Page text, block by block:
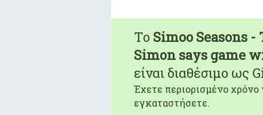
To Simoo Seasons
Simon says game
είναι διαθέσιμο
Έχετε περιορισμένο
εγκαταστήσετε.